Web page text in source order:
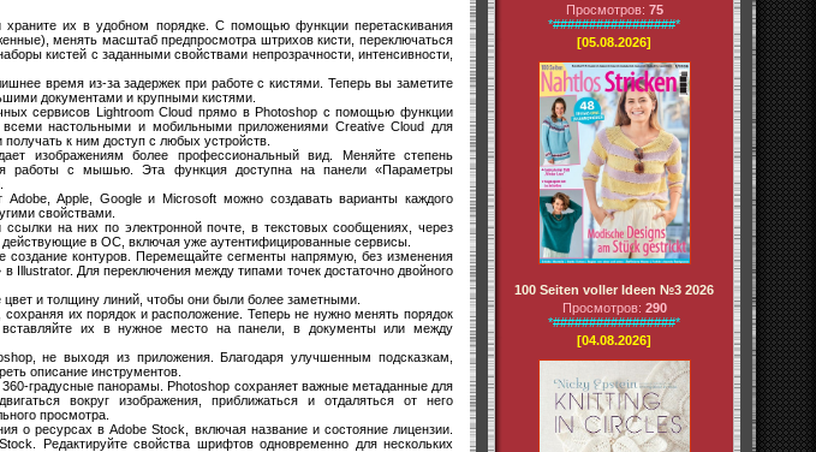
их в удобном порядке. С помощью функции перетаскивания
менять масштаб предпросмотра штрихов кисти, переключаться
кистей с заданными свойствами непрозрачности, интенсивности,
время из-за задержек при работе с кистями. Теперь вы заметите
документами и крупными кистями.
сервисов Lightroom Cloud прямо в Photoshop с помощью функции
настольными и мобильными приложениями Creative Cloud для
к ним доступ с любых устройств.
изображениям более профессиональный вид. Меняйте степень
работы с мышью. Эта функция доступна на панели «Параметры
Apple, Google и Microsoft можно создавать варианты каждого
свойствами.
на них по электронной почте, в текстовых сообщениях, через
в ОС, включая уже аутентифицированные сервисы.
создание контуров. Перемещайте сегменты напрямую, без изменения
Illustrator. Для переключения между типами точек достаточно двойного
и толщину линий, чтобы они были более заметными.
их порядок и расположение. Теперь не нужно менять порядок
их в нужное место на панели, в документы или между
не выходя из приложения. Благодаря улучшенным подсказкам,
описание инструментов.
градусные панорамы. Photoshop сохраняет важные метаданные для
вокруг изображения, приближаться и отдаляться от него
просмотра.
о ресурсах в Adobe Stock, включая название и состояние лицензии.
Редактируйте свойства шрифтов одновременно для нескольких
Просмотров: 75
*#################*
[05.08.2026]
100 Seiten voller Ideen №3 2026
Просмотров: 290
*#################*
[04.08.2026]